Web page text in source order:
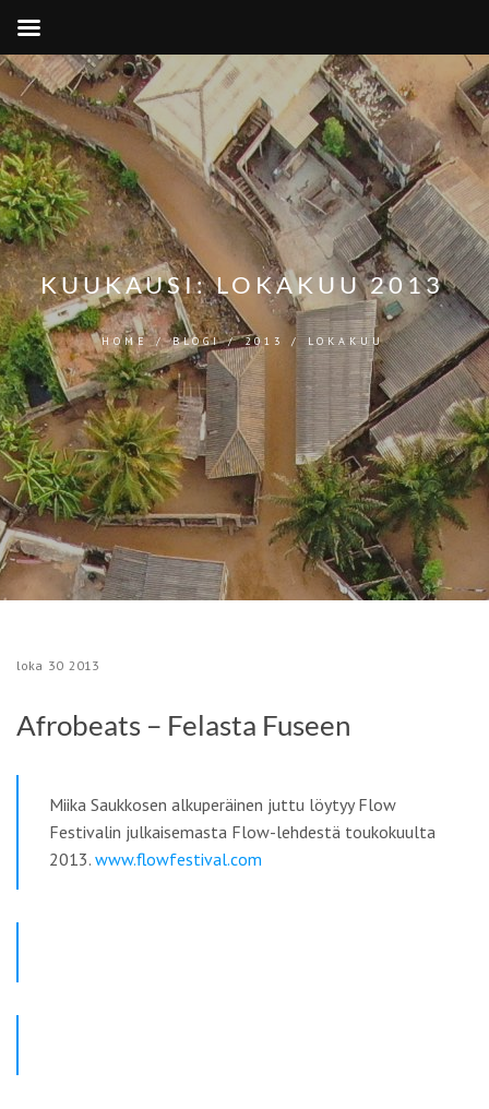
KUUKAUSI:LOKAKUU 2013
HOME/BLOGI/2013 /LOKAKUU
loka 30 2013
Afrobeats – Felasta Fuseen
Miika Saukkosen alkuperäinen juttu löytyy Flow
Festivalin julkaisemasta Flow-lehdestä toukokuulta
2013. www.flowfestival.com